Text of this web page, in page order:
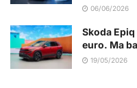
06/06/2026
Skoda
euro. Ma
19/05/2026